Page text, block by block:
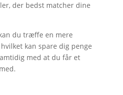
der bedst matcher dine
du træffe en mere
kan spare dig penge
med at du får et